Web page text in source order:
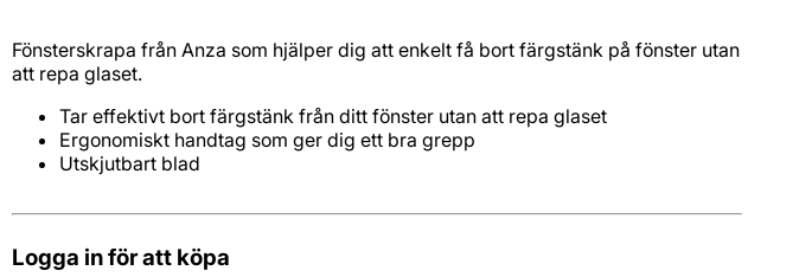
Fönsterskrapa från Anza som hjälper dig att enkelt få bort färgstänk på fönster utan
att repa glaset.
Utskjutbart blad
Logga in för att köpa